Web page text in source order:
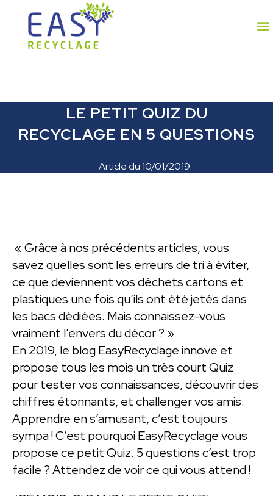
LE PETIT QUIZ DU
RECYCLAGE EN 5 QUESTIONS
Article du10/01/2019
« Grâce à nos précédents articles, vous
savez quelles sont les erreurs de tri à éviter,
ce que deviennent vos déchets cartons et
plastiques une fois qu’ils ont été jetés dans
les bacs dédiées. Mais connaissez-vous
vraiment l’envers du décor ? »
En 2019, le blog EasyRecyclage innove et
propose tous les mois un très court Quiz
pour tester vos connaissances, découvrir des
chiffres étonnants, et challenger vos amis.
Apprendre en s’amusant, c’est toujours
sympa ! C’est pourquoi EasyRecyclage vous
propose ce petit Quiz. 5 questions c’est trop
facile ? Attendez de voir ce qui vous attend !